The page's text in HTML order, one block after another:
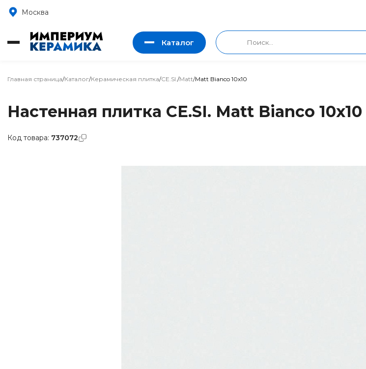
Москва
Каталог
Главная страница/Каталог/Керамическая плитка/CE.SI./Matt/Matt Bianco 10x10
Настенная плитка CE.SI. Matt Bianco 10x10
Код товара: 737072